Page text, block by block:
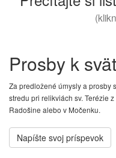
Prosby k
Za predložené úmysly a prosby
stredu pri relikviách sv. Terézie
Radošine alebo v Močenku.